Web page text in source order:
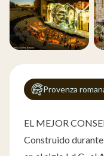
Provenza
EL MEJOR
Construido